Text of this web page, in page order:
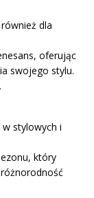
dla
oferując
swojego stylu.
w stylowych i
który